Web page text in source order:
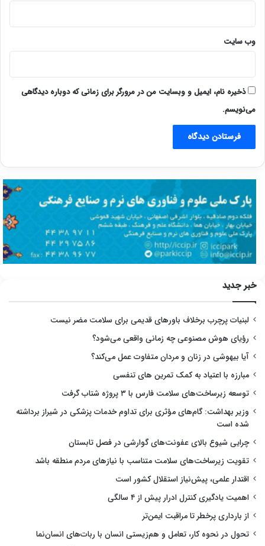
وب‌ سایت
ذخیره نام، ایمیل و وبسایت من در مرورگر برای زمانی که دوباره دیدگاهی
می‌نویسم.
خبر جدید
لبنیات پرچرب برخلاف باورهای قدیمی برای سلامت مضر نیست
رؤیای هوش مصنوعی چه زمانی واقعی می‌شود؟
آیا بیهوشی در زنان و مردان متفاوت عمل می‌کند؟
مبارزه با اعتیاد به کمک تمرین های تنفسی
توسعه زیرساخت‌های سلامت فارس با ۳ پروژه شتاب گرفت
وزیر بهداشت: گام‌های مؤثری برای تداوم خدمات پزشکی در شیراز برداشته
شده است
چرایی شیوع بالای عفونت‌های گوارشی در فصل تابستان
تقویت زیرساخت‌های سلامت متناسب با نیازهای مردم منطقه باشد
اقتدار علمی، پیش‌نیاز استقلال کشور است
اهمیت یادگیری کنترل ادرار پیش از ۴ سالگی
از بارداری پرخطر تا مراقبت ایمن‌تر
تحول در نحوه کار، تعامل و هم‌زیستی انسان با ربات‌های انسان‌نما